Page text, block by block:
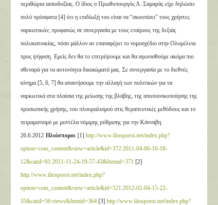
περιθώρια αισιοδοξίας. Ο ίδιος ο Πρωθυπουργός Α. Σαμαράς είχε δηλώσει
πολύ πρόσφατα [4] ότι η επιδίωξή του είναι να “σκουπίσει” τους χρήστες
ναρκωτικών, προφανώς σε συνεργασία με τους εταίρους της δεξιάς
πολυκατοικίας, πόσο μάλλον αν επαναφέρει το νομοσχέδιο στην Ολομέλεια
προς ψήφιση. Εμείς δεν θα το επιτρέψουμε και θα αγωνισθούμε ακόμα πιο
σθεναρά για τα αυτονόητα δικαιώματά μας. Σε συνεργασία με το διεθνές
κίνημα [5, 6, 7] θα απαιτήσουμε την αλλαγή των πολιτικών για τα
ναρκωτικά στα πλαίσια της μείωσης της βλάβης, της αποποινικοποίησης της
προσωπικής χρήσης, του πλουραλισμού στις θεραπευτικές μεθόδους και το
πειραματισμό με μοντέλα νόμιμης ρύθμισης για την Κάνναβη.
26.6.2012 Ηλιόσποροι [1] http://www.iliosporoi.net/index.php?
option=com_content&view=article&id=372:2011-04-06-10-18-
12&catid=81:2011-11-24-19-57-43&Itemid=371 [2]
http://www.iliosporoi.net/index.php?
option=com_content&view=article&id=521:2012-02-04-15-22-
35&catid=56:views&Itemid=364 [3] http://www.iliosporoi.net/index.php?